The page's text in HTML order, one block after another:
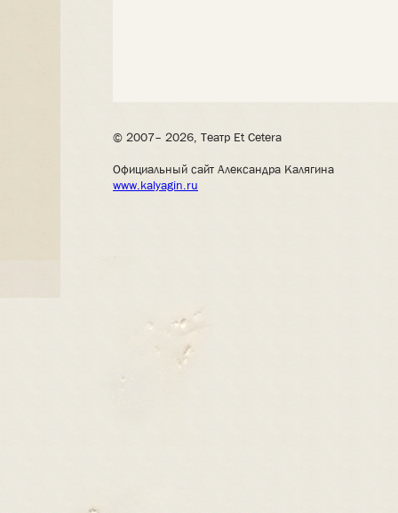
© 2007– 2026, Театр Et Cetera
Официальный сайт Александра Калягина
www.kalyagin.ru